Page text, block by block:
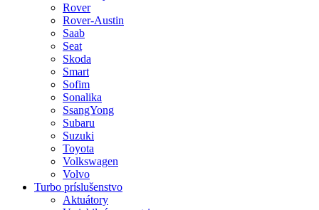
Rover
Rover-Austin
Saab
Seat
Skoda
Smart
Sofim
Sonalika
SsangYong
Subaru
Suzuki
Toyota
Volkswagen
Volvo
Turbo príslušenstvo
Aktuátory